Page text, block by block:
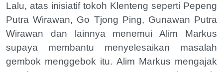
Lalu, atas inisiatif tokoh Klenteng seperti Pepeng
Putra Wirawan, Go Tjong Ping, Gunawan Putra
Wirawan dan lainnya menemui Alim Markus
supaya membantu menyelesaikan masalah
gembok menggebok itu. Alim Markus mengajak